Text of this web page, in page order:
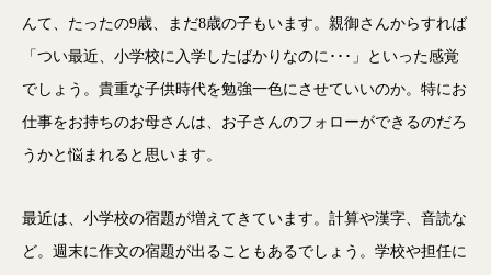
んて、たったの9歳、まだ8歳の子もいます。親御さんからすれば
「つい最近、小学校に入学したばかりなのに･･･」といった感覚
でしょう。貴重な子供時代を勉強一色にさせていいのか。特にお
仕事をお持ちのお母さんは、お子さんのフォローができるのだろ
うかと悩まれると思います。
最近は、小学校の宿題が増えてきています。計算や漢字、音読な
ど。週末に作文の宿題が出ることもあるでしょう。学校や担任に